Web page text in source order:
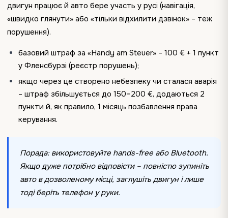
двигун працює й авто бере участь у русі (навігація,
«швидко глянути» або «тільки відхилити дзвінок» – теж
порушення).
базовий штраф за «Handy am Steuer» – 100 € + 1 пункт
у Фленсбурзі (реєстр порушень);
якщо через це створено небезпеку чи сталася аварія
– штраф збільшується до 150–200 €, додаються 2
пункти й, як правило, 1 місяць позбавлення права
керування.
Порада: використовуйте hands-free або Bluetooth.
Якщо дуже потрібно відповісти – повністю зупиніть
авто в дозволеному місці, заглушіть двигун і лише
тоді беріть телефон у руки.